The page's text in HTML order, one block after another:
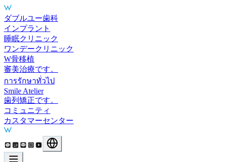
Main Services
ダブルユー歯科
インプラント
睡眠クリニック
ワンデークリニック
W骨移植
審美治療です。
การรักษาทั่วไป
Smile Atelier
歯列矯正です。
コミュニティ
カスタマーセンター